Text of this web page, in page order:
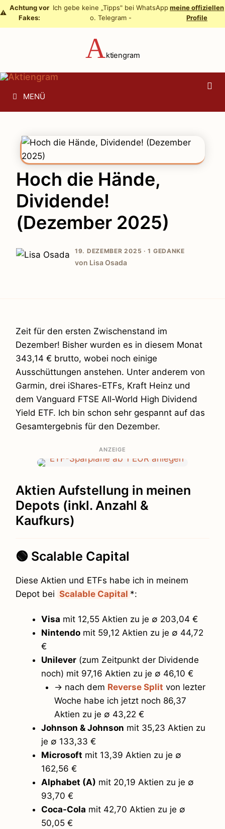
Zum
Inhalt
⚠️
Achtung vor
Fakes:
Ich gebe keine „Tipps" bei WhatsApp
o. Telegram -
meine offiziellen
Profile
Aktiengram
MENÜ
Hoch die Hände,
Dividende!
(Dezember 2025)
19. DEZEMBER 2025 ·1 GEDANKE
von Lisa Osada
Zeit für den ersten Zwischenstand im
Dezember! Bisher wurden es in diesem Monat
343,14 € brutto, wobei noch einige
Ausschüttungen anstehen. Unter anderem von
Garmin, drei iShares-ETFs, Kraft Heinz und
dem Vanguard FTSE All-World High Dividend
Yield ETF. Ich bin schon sehr gespannt auf das
Gesamtergebnis für den Dezember.
ANZEIGE
Aktien Aufstellung in meinen
Depots (inkl. Anzahl &
Kaufkurs)
🟢 Scalable Capital
Diese Aktien und ETFs habe ich in meinem
Depot bei Scalable Capital *:
Visa mit 12,55 Aktien zu je ∅ 203,04 €
Nintendo mit 59,12 Aktien zu je ∅ 44,72
€
Unilever (zum Zeitpunkt der Dividende
noch) mit 97,16 Aktien zu je ∅ 46,10 €
→ nach dem Reverse Split von lezter
Woche habe ich jetzt noch 86,37
Aktien zu je ∅ 43,22 €
Johnson & Johnson mit 35,23 Aktien zu
je ∅ 133,33 €
Microsoft mit 13,39 Aktien zu je ∅
162,56 €
Alphabet (A) mit 20,19 Aktien zu je ∅
93,70 €
Coca-Cola mit 42,70 Aktien zu je ∅
50,05 €